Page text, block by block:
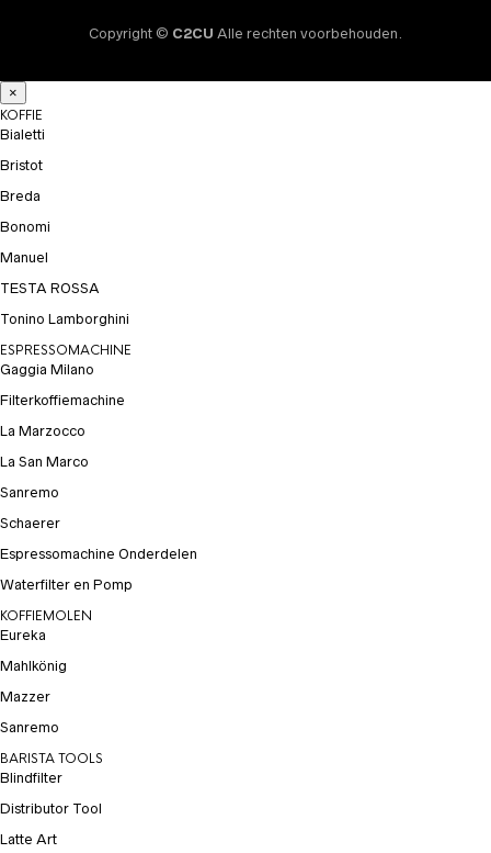
Copyright © C2CU Alle rechten voorbehouden.
×
KOFFIE
Bialetti
Bristot
Breda
Bonomi
Manuel
TESTA ROSSA
Tonino Lamborghini
ESPRESSOMACHINE
Gaggia Milano
Filterkoffiemachine
La Marzocco
La San Marco
Sanremo
Schaerer
Espressomachine Onderdelen
Waterfilter en Pomp
KOFFIEMOLEN
Eureka
Mahlkönig
Mazzer
Sanremo
BARISTA TOOLS
Blindfilter
Distributor Tool
Latte Art